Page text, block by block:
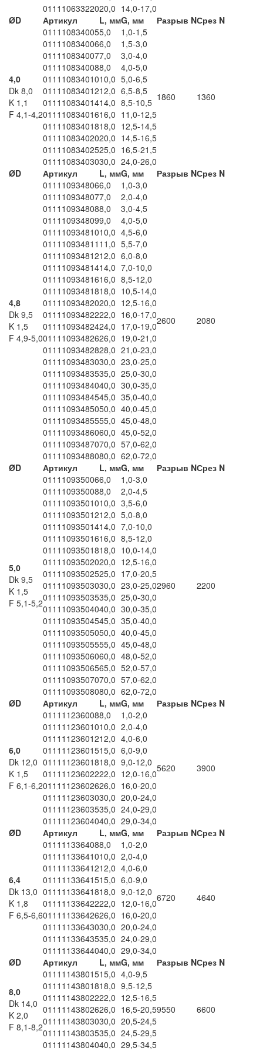
01111063322020,0 14,0-17,0
ØD
Артикул L, ммG, мм Разрыв NСрез N
4,0
Dk 8,0
K 1,1
F 4,1-4,2
0111108340055,0 1,0-1,5
1860 1360
0111108340066,0
1,5-3,0
0111108340077,0
3,0-4,0
0111108340088,0
4,0-5,0
01111083401010,0 5,0-6,5
01111083401212,0 6,5-8,5
01111083401414,0 8,5-10,5
01111083401616,0 11,0-12,5
01111083401818,0 12,5-14,5
01111083402020,0 14,5-16,5
01111083402525,0 16,5-21,5
01111083403030,0 24,0-26,0
ØD
Артикул L, ммG, мм Разрыв NСрез N
4,8
Dk 9,5
K 1,5
F 4,9-5,0
0111109348066,0 1,0-3,0
2600 2080
0111109348077,0
2,0-4,0
0111109348088,0
3,0-4,5
0111109348099,0
4,0-5,0
01111093481010,0 4,5-6,0
011110934811 11,0 5,5-7,0
01111093481212,0 6,0-8,0
01111093481414,0 7,0-10,0
01111093481616,0 8,5-12,0
01111093481818,0 10,5-14,0
01111093482020,0 12,5-16,0
01111093482222,0 16,0-17,0
01111093482424,0 17,0-19,0
01111093482626,0 19,0-21,0
01111093482828,0 21,0-23,0
01111093483030,0 23,0-25,0
01111093483535,0 25,0-30,0
01111093484040,0 30,0-35,0
01111093484545,0 35,0-40,0
01111093485050,0 40,0-45,0
01111093485555,0 45,0-48,0
01111093486060,0 45,0-52,0
01111093487070,0 57,0-62,0
01111093488080,0 62,0-72,0
ØD
Артикул L, ммG, мм Разрыв NСрез N
5,0
Dk 9,5
K 1,5
F 5,1-5,2
0111109350066,0 1,0-3,0
2960 2200
0111109350088,0
2,0-4,5
01111093501010,0 3,5-6,0
01111093501212,0 5,0-8,0
01111093501414,0 7,0-10,0
01111093501616,0 8,5-12,0
01111093501818,0 10,0-14,0
01111093502020,0 12,5-16,0
01111093502525,0 17,0-20,5
01111093503030,0 23,0-25,0
01111093503535,0 25,0-30,0
01111093504040,0 30,0-35,0
01111093504545,0 35,0-40,0
01111093505050,0 40,0-45,0
01111093505555,0 45,0-48,0
01111093506060,0 48,0-52,0
01111093506565,0 52,0-57,0
01111093507070,0 57,0-62,0
01111093508080,0 62,0-72,0
ØD
Артикул L, ммG, мм Разрыв NСрез N
6,0
Dk 12,0
K 1,5
F 6,1-6,2
0111112360088,0 1,0-2,0
5620 3900
01111123601010,0 2,0-4,0
01111123601212,0 4,0-6,0
01111123601515,0 6,0-9,0
01111123601818,0 9,0-12,0
01111123602222,0 12,0-16,0
01111123602626,0 16,0-20,0
01111123603030,0 20,0-24,0
01111123603535,0 24,0-29,0
01111123604040,0 29,0-34,0
ØD
Артикул L, ммG, мм Разрыв NСрез N
6,4
Dk 13,0
K 1,8
F 6,5-6,6
0111113364088,0 1,0-2,0
6720 4640
01111133641010,0 2,0-4,0
01111133641212,0 4,0-6,0
01111133641515,0 6,0-9,0
01111133641818,0 9,0-12,0
01111133642222,0 12,0-16,0
01111133642626,0 16,0-20,0
01111133643030,0 20,0-24,0
01111133643535,0 24,0-29,0
01111133644040,0 29,0-34,0
ØD
Артикул L, ммG, мм Разрыв NСрез N
8,0
Dk 14,0
K 2,0
F 8,1-8,2
01111143801515,0 4,0-9,5
9550 6600
01111143801818,0 9,5-12,5
01111143802222,0 12,5-16,5
01111143802626,0 16,5-20,5
01111143803030,0 20,5-24,5
01111143803535,0 24,5-29,5
01111143804040,0 29,5-34,5